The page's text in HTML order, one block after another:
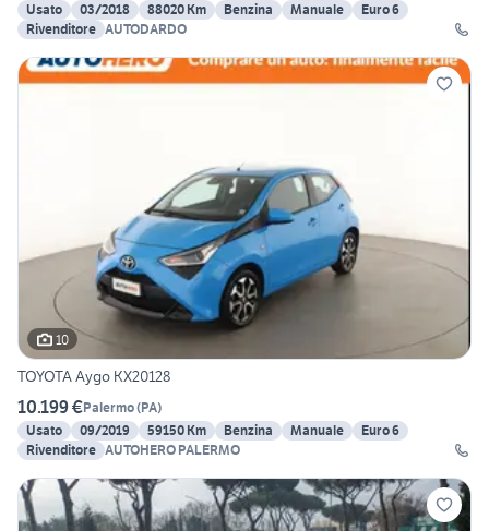
Usato
03/2018 88020 Km Benzina Manuale
Euro 6
Rivenditore AUTODARDO
10
TOYOTA Aygo KX20128
10.199 €Palermo(PA)
Usato
09/2019 59150 Km Benzina Manuale
Euro 6
Rivenditore AUTOHERO PALERMO